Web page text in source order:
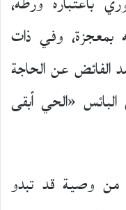
بمعجزة، وفي ذات
الفائض عن الحاجة
«الحي أبقى
من وصية قد تبدو